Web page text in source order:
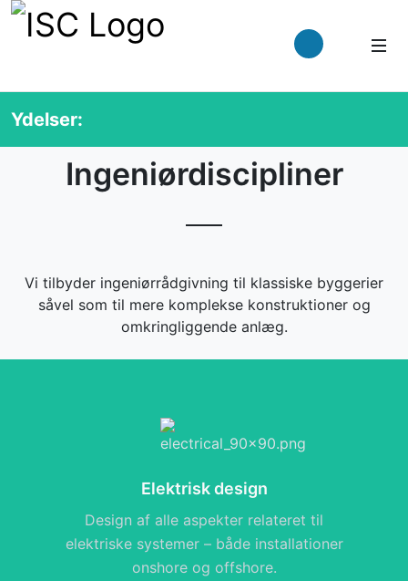
Ydelser:
Ingeniørdiscipliner
Vi tilbyder ingeniørrådgivning til klassiske byggerier
såvel som til mere komplekse konstruktioner og
omkringliggende anlæg.
Elektrisk design
Design af alle aspekter relateret til
elektriske systemer – både installationer
onshore og offshore.